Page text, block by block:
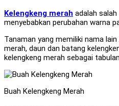
Kelengkeng merah adalah
menyebabkan perubahan warna
Tanaman yang memiliki nama lain
merah, daun dan batang
kelengkeng merah sebagai
Buah Kelengkeng Merah